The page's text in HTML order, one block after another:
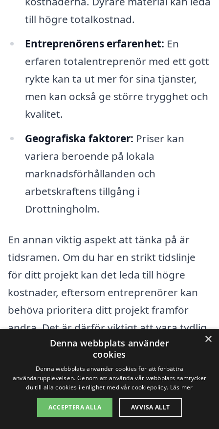
till högre totalkostnad.
Entreprenörens erfarenhet: En
erfaren totalentreprenör med ett gott
rykte kan ta ut mer för sina tjänster,
men kan också ge större trygghet och
kvalitet.
Geografiska faktorer: Priser kan
variera beroende på lokala
marknadsförhållanden och
arbetskraftens tillgång i
Drottningholm.
En annan viktig aspekt att tänka på är
tidsramen. Om du har en strikt tidslinje
för ditt projekt kan det leda till högre
kostnader, eftersom entreprenörer kan
behöva prioritera ditt projekt framför
andra. Det är därför viktigt att vara tydlig
med dina förväntningar och behov när du
totalentreprenad i Drottningholm.
För att få ett korrekt prisförslag på din
×
Denna webbplats använder
cookies
Denna webbplats använder cookies för att förbättra
användarupplevelsen. Genom att använda vår webbplats samtycker
du till alla cookies i enlighet med vår cookiepolicy. Läs mer
ACCEPTERA ALLA AVVISA ALLT